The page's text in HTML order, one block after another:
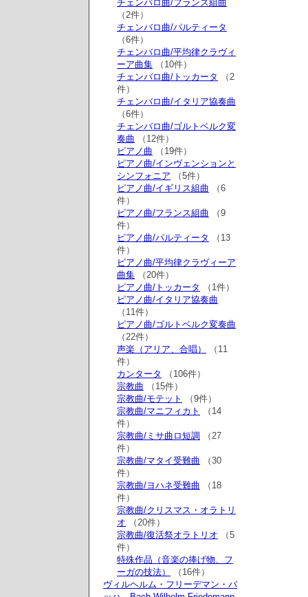
チェンバロ曲/フランス組曲
（2件）
チェンバロ曲/パルティータ
（6件）
チェンバロ曲/平均律クラヴィ
ーア曲集 （10件）
チェンバロ曲/トッカータ
（2
件）
チェンバロ曲/イタリア協奏曲
（6件）
チェンバロ曲/ゴルトベルク変
奏曲 （12件）
ピアノ曲 （19件）
ピアノ曲/インヴェンションと
シンフォニア （5件）
ピアノ曲/イギリス組曲 （6
件）
ピアノ曲/フランス組曲 （9
件）
ピアノ曲/パルティータ
（13
件）
ピアノ曲/平均律クラヴィーア
曲集 （20件）
ピアノ曲/トッカータ
（1件）
ピアノ曲/イタリア協奏曲
（11件）
ピアノ曲/ゴルトベルク変奏曲
（22件）
声楽（アリア、合唱）
（11
件）
カンタータ
（106件）
宗教曲 （15件）
宗教曲/モテット
（9件）
宗教曲/マニフィカト
（14
件）
宗教曲/ミサ曲ロ短調 （27
件）
宗教曲/マタイ受難曲 （30
件）
宗教曲/ヨハネ受難曲 （18
件）
宗教曲/クリスマス・オラトリ
オ （20件）
宗教曲/復活祭オラトリオ （5
件）
特殊作品（音楽の捧げ物、フ
ーガの技法）
（16件）
ヴィルヘルム・フリーデマン・バ